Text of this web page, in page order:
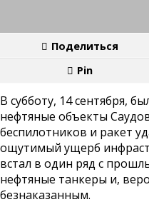
Поделиться
Pin
В субботу, 14 сентября,
нефтяные объекты
беспилотников и ракет
ощутимый ущерб
встал в один ряд с
нефтяные танкеры и,
безнаказанным.